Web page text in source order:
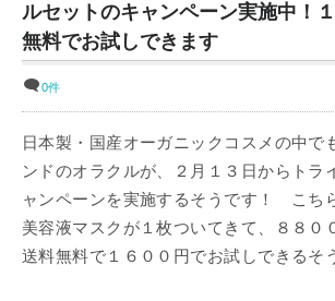
ルセットのキャンペーン実施中！
無料でお試しできます
0件
日本製・国産オーガニックコスメの中で
ンドのオラクルが、２月１３日からトラ
ャンペーンを実施するそうです！ こち
美容液マスクが１枚ついてきて、８８０
送料無料で１６００円でお試しできるそ